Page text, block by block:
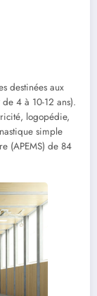
destinées aux
4 à 10-12 ans).
logopédie,
simple
(APEMS) de 84